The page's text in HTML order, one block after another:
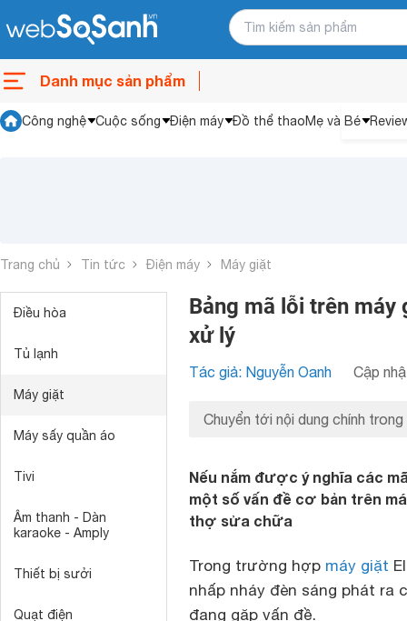
Danh mục sản phẩm
Công nghệ Cuộc sống Điện máy Đồ thể thaoMẹ và Bé
Trang chủ Tin tức Điện máy Máy giặt
Điều hòa
Tủ lạnh
Máy giặt
Máy sấy quần áo
Tivi
Âm thanh - Dàn
karaoke - Amply
Thiết bị sưởi
Quạt điện
Bảng mã lỗi trên máy
xử lý
Tác giả: Nguyễn Oanh Cập
Chuyển tới nội dung chính trong
Nếu nắm được ý nghĩa các
một số vấn đề cơ bản trên
thợ sửa chữa
Trong trường hợp máy giặt
nhấp nháy đèn sáng phát ra
đang gặp vấn đề.